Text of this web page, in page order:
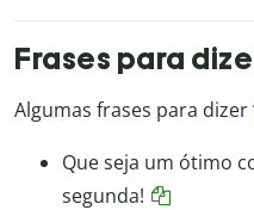
Frases para
Algumas frases para dizer
Que seja um ótimo
segunda!